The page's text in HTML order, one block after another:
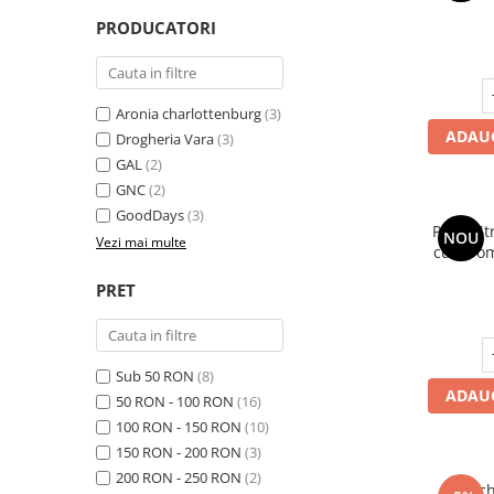
Piele, păr & unghii
Tranzit intestinal
Colesterol & tensiune
Sănătatea copiilor
Performanta sportiva
Sanatate Orala
Demachiante
Geluri de curățare
Ape micelare
Măști pentru față
Creme pentru ochi
Balsam buze
Îngrijirea Corpului
Creme de corp
Unturi de corp
Uleiuri de corp
Curcumin (Turmeric)
Ginkgo biloba
Glucozamina
Zinc BisglicinatPRODUCATORI
Aronia charlottenburg(3)
Drogheria Vara(3)
GAL(2)
GNC(2)
GoodDays(3)
Vezi mai multe
PRET
Sub 50 RON (8)
50 RON - 100 RON (16)
100 RON - 150 RON (10)
150 RON - 200 RON (3)
200 RON - 250 RON (2)
NOU
cu